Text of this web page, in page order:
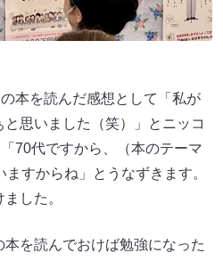
本を読んだ感想として「私が
思いました（笑）」とニッコ
70代ですから、（本のテーマ
すからね」とうなずきます。
した。
本を読んでおけば勉強になった